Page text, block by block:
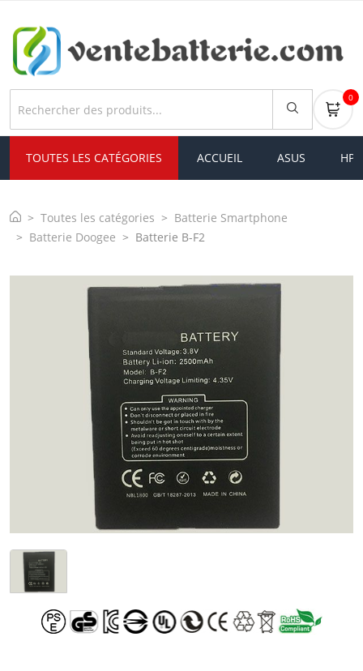
0
TOUTES LES CATÉGORIES ACCUEIL ASUS HP
Toutes les catégories
Batterie Smartphone
Batterie Doogee
Batterie B-F2